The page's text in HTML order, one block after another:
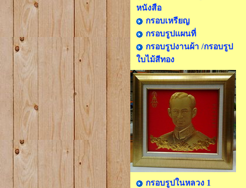
หนังสือ
กรอบเหรียญ
กรอบรูปแผนที่
กรอบรูปงานผ้า /กรอบรูป
ใบไม้สีทอง
กรอบรูปในหลวง 1